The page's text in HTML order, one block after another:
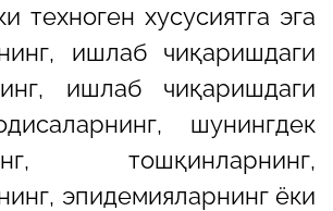
техноген хусусиятга эга
ишлаб чиқаришдаги
ишлаб чиқаришдаги
шунингдек
тошқинларнинг,
эпидемияларнинг ёки